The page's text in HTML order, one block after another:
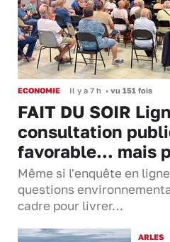
ECONOMIE Il y a 7 h • vu 151 fois
FAIT DU SOIR
consultation
favorable... mais
Même si l'enquête en
questions
cadre pour livrer…
ARLES